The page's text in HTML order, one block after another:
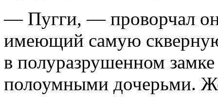
— Пугги, — проворчал
имеющий самую
в полуразрушенном
полоумными дочерьми.